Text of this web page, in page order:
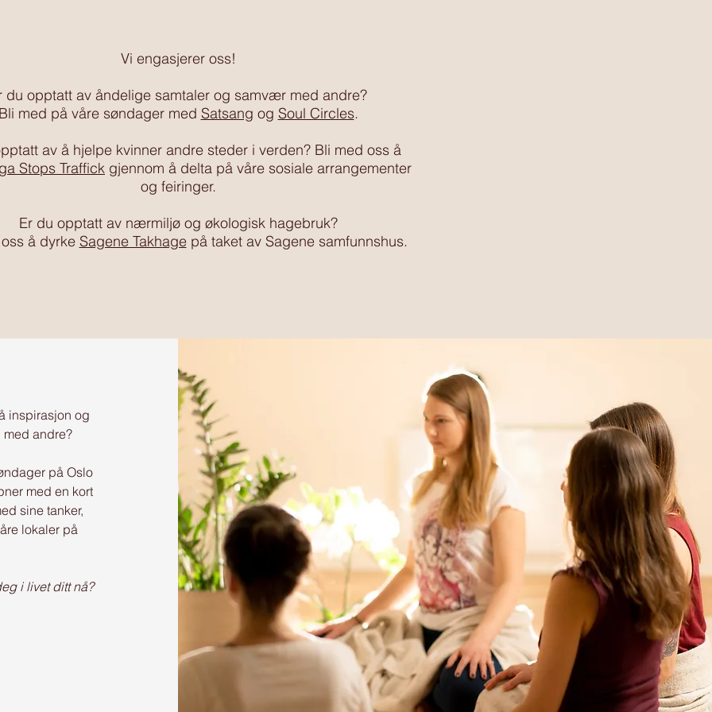
Vi engasjerer oss!
du opptatt av åndelige samtaler og samvær med andre?
med på våre søndager med Satsang og Soul Circles.
av å hjelpe kvinner andre steder i verden? Bli med oss å
Stops Traffick gjennom å delta på våre sosiale arrangementer
og feiringer.
Er du opptatt av nærmiljø og økologisk hagebruk?
å dyrke Sagene Takhagepå taket av Sagene samfunnshus.
inspirasjon og
andre?
på Oslo
med en kort
sine tanker,
lokaler på
i livet ditt nå?